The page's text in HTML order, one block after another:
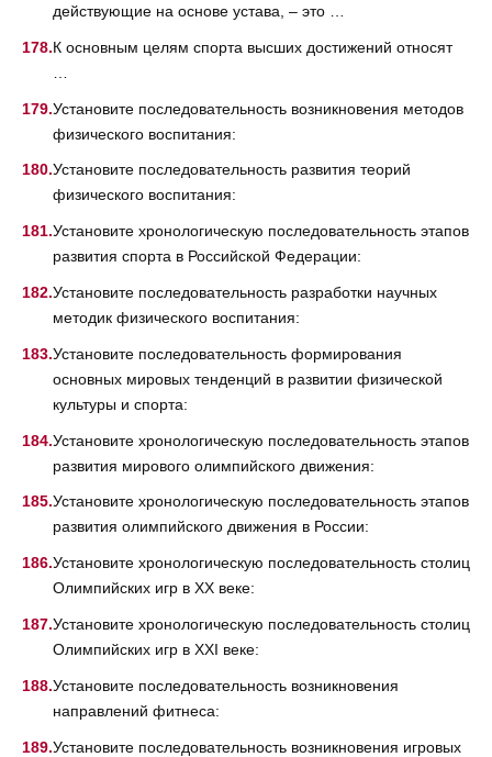
действующие на основе устава, – это …
К основным целям спорта высших достижений относят
Установите последовательность возникновения методов
физического воспитания:
Установите последовательность развития теорий
физического воспитания:
Установите хронологическую последовательность этапов
развития спорта в Российской Федерации:
Установите последовательность разработки научных
методик физического воспитания:
Установите последовательность формирования
основных мировых тенденций в развитии физической
культуры и спорта:
Установите хронологическую последовательность этапов
развития мирового олимпийского движения:
Установите хронологическую последовательность этапов
развития олимпийского движения в России:
Установите хронологическую последовательность столиц
Олимпийских игр в XX веке:
Установите хронологическую последовательность столиц
Олимпийских игр в XXI веке:
Установите последовательность возникновения
направлений фитнеса:
Установите последовательность возникновения игровых